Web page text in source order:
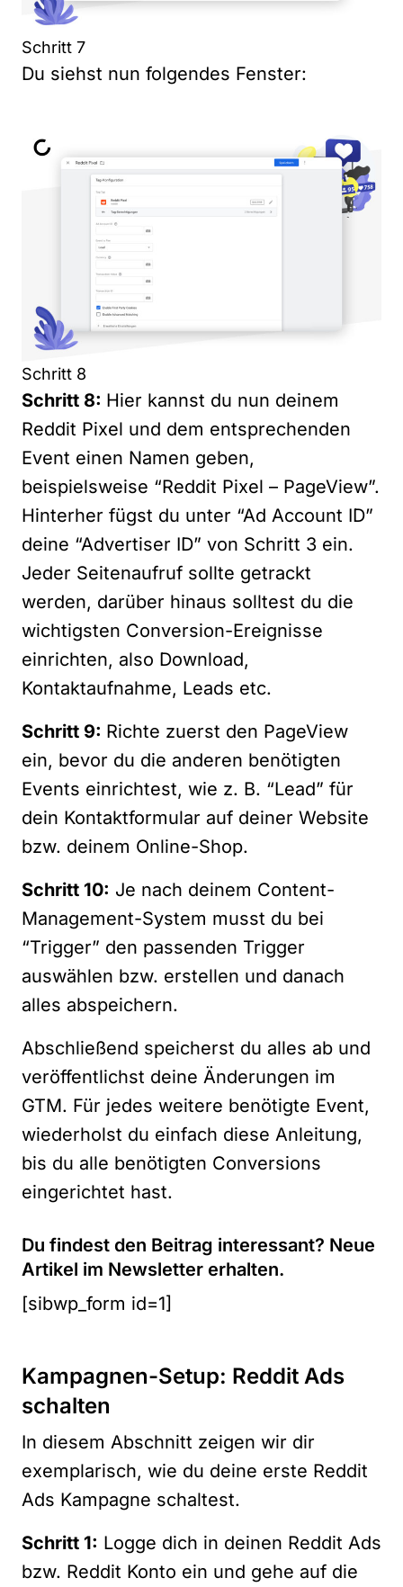
Schritt 7
Du siehst nun folgendes Fenster:
Schritt 8
Schritt 8: Hier kannst du nun deinem
Reddit Pixel und dem entsprechenden
Event einen Namen geben,
beispielsweise “Reddit Pixel – PageView”.
Hinterher fügst du unter “Ad Account ID”
deine “Advertiser ID” von Schritt 3 ein.
Jeder Seitenaufruf sollte getrackt
werden, darüber hinaus solltest du die
wichtigsten Conversion-Ereignisse
einrichten, also Download,
Kontaktaufnahme, Leads etc.
Schritt 9: Richte zuerst den PageView
ein, bevor du die anderen benötigten
Events einrichtest, wie z. B. “Lead” für
dein Kontaktformular auf deiner Website
bzw. deinem Online-Shop.
Schritt 10: Je nach deinem Content-
Management-System musst du bei
“Trigger” den passenden Trigger
auswählen bzw. erstellen und danach
alles abspeichern.
Abschließend speicherst du alles ab und
veröffentlichst deine Änderungen im
GTM. Für jedes weitere benötigte Event,
wiederholst du einfach diese Anleitung,
bis du alle benötigten Conversions
eingerichtet hast.
Du findest den Beitrag interessant? Neue
Artikel im Newsletter erhalten.
[sibwp_form id=1]
Kampagnen-Setup: Reddit Ads
schalten
In diesem Abschnitt zeigen wir dir
exemplarisch, wie du deine erste Reddit
Ads Kampagne schaltest.
Schritt 1: Logge dich in deinen Reddit Ads
bzw. Reddit Konto ein und gehe auf die